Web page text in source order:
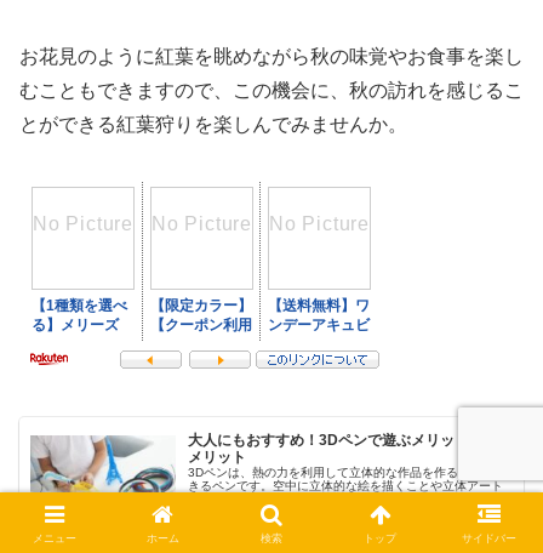
お花見のように紅葉を眺めながら秋の味覚やお食事を楽し
むこともできますので、この機会に、秋の訪れを感じるこ
とができる紅葉狩りを楽しんでみませんか。
大人にもおすすめ！3Dペンで遊ぶメリット、デ
メリット
3Dペンは、熱の力を利用して立体的な作品を作ることがで
きるペンです。空中に立体的な絵を描くことや立体アート
で遊ぶことは、子どもだけではなく、大人にもおすすめで
す。今回は、おとなにもおすす...
mimoiroblog.com 2025.02.26
メニュー ホーム 検索 トップ サイドバー